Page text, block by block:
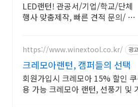
관 우선구매 대상기업
LED랜턴! 관공서/기업/학교/단체
행사 맞춤제작, 빠른 견적 문의/ 주
https://www.winextool.co.kr/ 광고
크레모아랜턴, 캠퍼들의 선택
회원가입시 크레모아 15% 할인
용 가능 크레모아 랜턴, 선풍기 및